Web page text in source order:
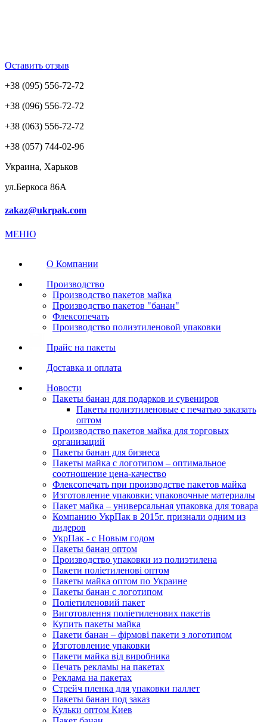
Оставить отзыв
+38 (095) 556-72-72
+38 (096) 556-72-72
+38 (063) 556-72-72
+38 (057) 744-02-96
Украина, Харьков
ул.Беркоса 86А
zakaz@ukrpak.com
МЕНЮ
О Компании
Производство
Производство пакетов майка
Производство пакетов "банан"
Флексопечать
Производство полиэтиленовой упаковки
Прайс на пакеты
Доставка и оплата
Новости
Пакеты банан для подарков и сувениров
Пакеты полиэтиленовые с печатью заказать
оптом
Производство пакетов майка для торговых
организаций
Пакеты банан для бизнеса
Пакеты майка с логотипом – оптимальное
соотношение цена-качество
Флексопечать при производстве пакетов майка
Изготовление упаковки: упаковочные материалы
Пакет майка – универсальная упаковка для товара
Компанию УкрПак в 2015г. признали одним из
лидеров
УкрПак - с Новым годом
Пакеты банан оптом
Производство упаковки из полиэтилена
Пакети поліетиленові оптом
Пакеты майка оптом по Украине
Пакеты банан с логотипом
Поліетиленовий пакет
Виготовлення поліетиленових пакетів
Купить пакеты майка
Пакети банан – фірмові пакети з логотипом
Изготовление упаковки
Пакети майка від виробника
Печать рекламы на пакетах
Реклама на пакетах
Стрейч пленка для упаковки паллет
Пакеты банан под заказ
Кульки оптом Киев